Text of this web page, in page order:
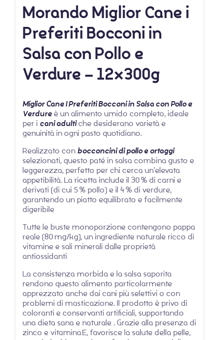
Morando Miglior Cane i
Preferiti Bocconi in
Salsa con Pollo e
Verdure – 12x300g
Miglior Cane I Preferiti Bocconi in Salsa con Pollo e
Verdureè un alimento umido completo, ideale
per i cani adultiche desiderano varietà e
genuinità in ogni pasto quotidiano.
Realizzato con bocconcini di pollo e ortaggi
selezionati, questo paté in salsa combina gusto e
leggerezza, perfetto per chi cerca un’elevata
appetibilità. La ricetta include il 30 % di carni e
derivati (di cui 5 % pollo) e il 4 % di verdure,
garantendo un piatto equilibrato e facilmente
digeribile
Tutte le buste monoporzione contengono pappa
reale (80 mg/kg), un ingrediente naturale ricco di
vitamine e sali minerali dalle proprietà
antiossidanti
La consistenza morbida e la salsa saporita
rendono questo alimento particolarmente
apprezzato anche dai cani più selettivi o con
problemi di masticazione. Il prodotto è privo di
coloranti e conservanti artificiali, supportando
una dieta sana e naturale . Grazie alla presenza di
zinco e vitamina E, favorisce la salute della pelle,